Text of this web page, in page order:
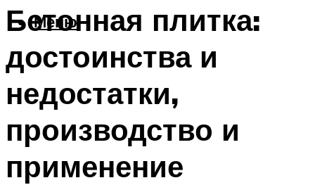
Меню
Бетонная плитка:
достоинства и
недостатки,
производство и
применение